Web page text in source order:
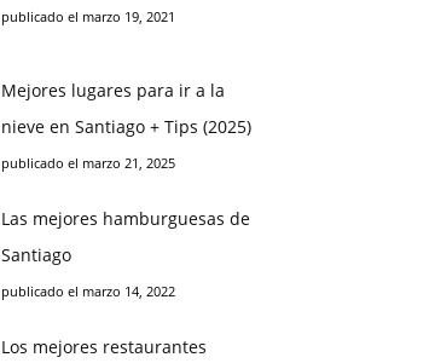
publicado el marzo 19, 2021
Mejores lugares para ir a la
nieve en Santiago + Tips (2025)
publicado el marzo 21, 2025
Las mejores hamburguesas de
Santiago
publicado el marzo 14, 2022
Los mejores restaurantes